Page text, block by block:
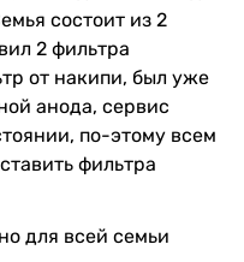
состоит из 2
2 фильтра
от накипи, был уже
анода, сервис
по-этому всем
фильтра
для всей семьи